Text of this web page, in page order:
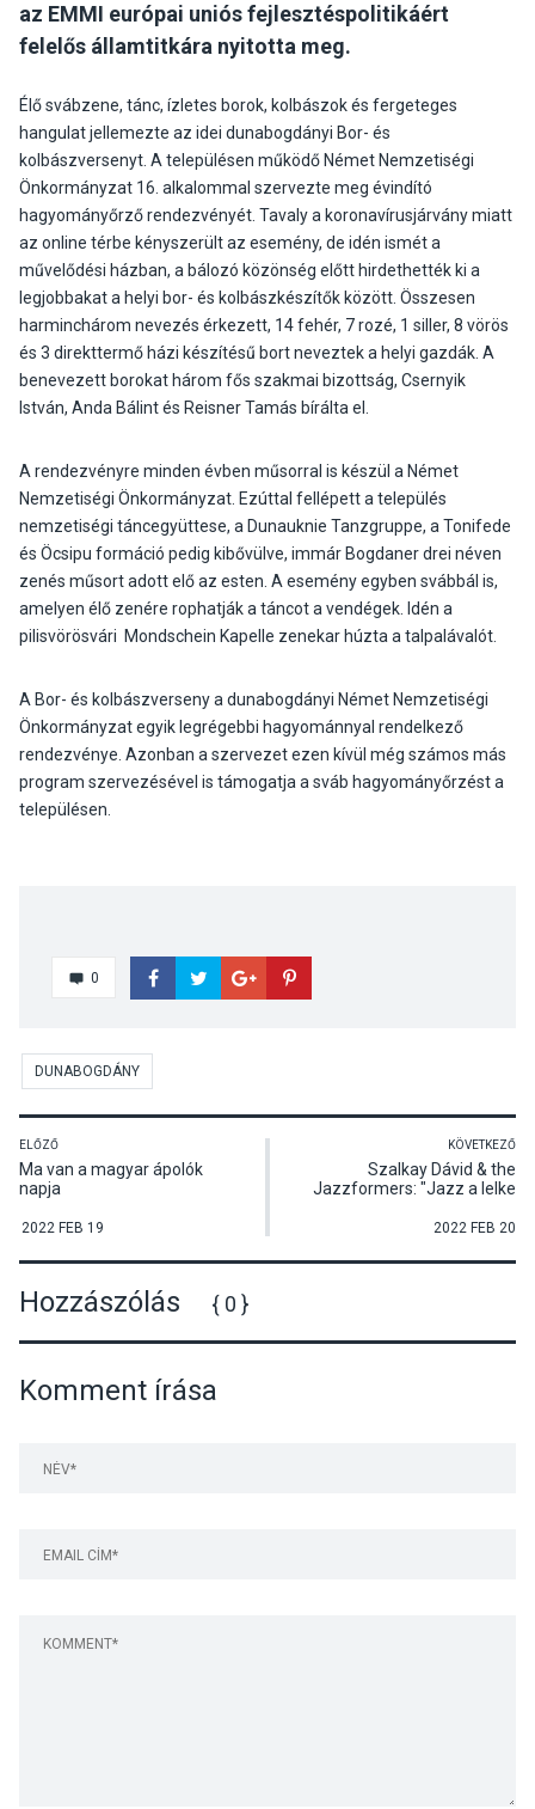
az EMMI európai uniós fejlesztéspolitikáért
felelős államtitkára nyitotta meg.
Élő svábzene, tánc, ízletes borok, kolbászok és fergeteges
hangulat jellemezte az idei dunabogdányi Bor- és
kolbászversenyt. A településen működő Német Nemzetiségi
Önkormányzat 16. alkalommal szervezte meg évindító
hagyományőrző rendezvényét. Tavaly a koronavírusjárvány miatt
az online térbe kényszerült az esemény, de idén ismét a
művelődési házban, a bálozó közönség előtt hirdethették ki a
legjobbakat a helyi bor- és kolbászkészítők között. Összesen
harminchárom nevezés érkezett, 14 fehér, 7 rozé, 1 siller, 8 vörös
és 3 direkttermő házi készítésű bort neveztek a helyi gazdák. A
benevezett borokat három fős szakmai bizottság, Csernyik
István, Anda Bálint és Reisner Tamás bírálta el.
A rendezvényre minden évben műsorral is készül a Német
Nemzetiségi Önkormányzat. Ezúttal fellépett a település
nemzetiségi táncegyüttese, a Dunauknie Tanzgruppe, a Tonifede
és Öcsipu formáció pedig kibővülve, immár Bogdaner drei néven
zenés műsort adott elő az esten. A esemény egyben svábbál is,
amelyen élő zenére rophatják a táncot a vendégek. Idén a
pilisvörösvári Mondschein Kapelle zenekar húzta a talpalávalót.
A Bor- és kolbászverseny a dunabogdányi Német Nemzetiségi
Önkormányzat egyik legrégebbi hagyománnyal rendelkező
rendezvénye. Azonban a szervezet ezen kívül még számos más
program szervezésével is támogatja a sváb hagyományőrzést a
településen.
0
DUNABOGDÁNY
ELŐZŐ
Ma van a magyar ápolók
napja
2022 FEB 19
KÖVETKEZŐ
Szalkay Dávid & the
Jazzformers: "Jazz a lelke
Pócsmegyeren
2022 FEB 20
Hozzászólás { 0 }
Komment írása